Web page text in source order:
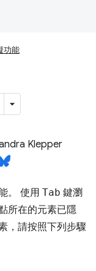
功能
Klepper
。 使用 Tab 鍵瀏
所在的元素已隱
，請按照下列步驟